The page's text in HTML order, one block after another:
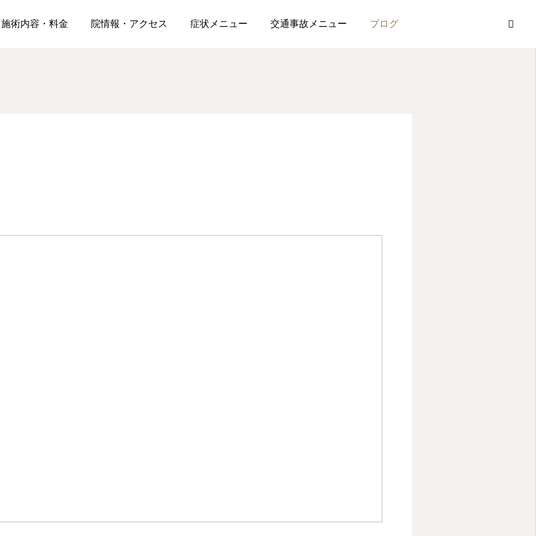
施術内容・料金 院情報・アクセス 症状メニュー 交通事故メニュー ブログ
の恐怖心を克服！重い物も安心して持ち上げられる3分準備体操と心理的不安を根本解決する実践法